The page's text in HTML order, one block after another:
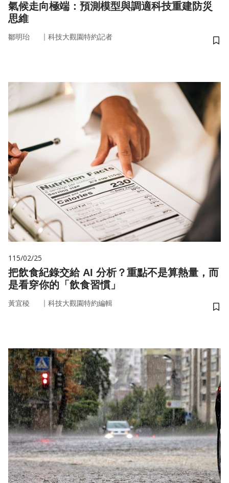
氣候走向極端：預測模型與調適科技重建防災
思維
鄒明珆 ｜ 科技大觀園特約記者
儲
115/02/25
把飲食紀錄交給 AI 分析？重點不是算熱量，而
是看穿你的「飲食習慣」
黃宜稜 ｜ 科技大觀園特約編輯
儲